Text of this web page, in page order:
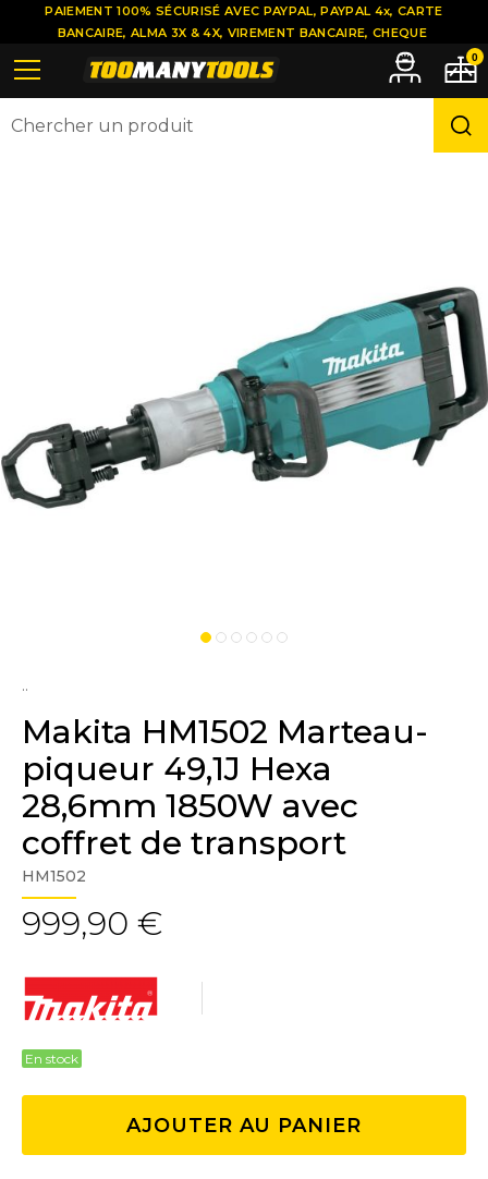
..
Makita HM1502 Marteau-
piqueur 49,1J Hexa
28,6mm 1850W avec
coffret de transport
HM1502
999,90 €
En stock
AJOUTER AU PANIER
PAIEMENT 100% SÉCURISÉ AVEC PAYPAL, PAYPAL 4x, CARTE
BANCAIRE, ALMA 3X & 4X, VIREMENT BANCAIRE, CHEQUE
0